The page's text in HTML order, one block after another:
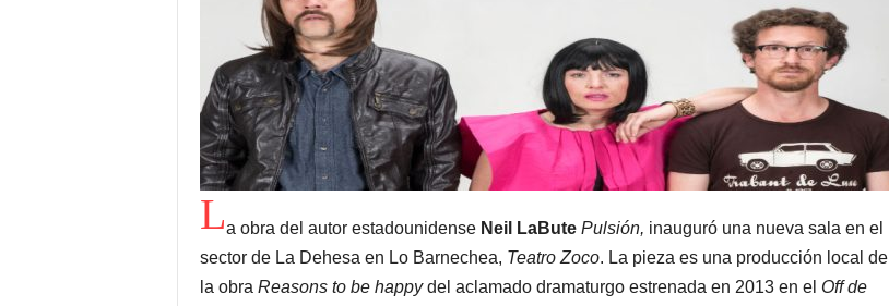
La obra del autor estadounidense Neil LaBute Pulsión, inauguró una nueva sala en el
sector de La Dehesa en Lo Barnechea, Teatro Zoco. La pieza es una producción local de
la obra Reasons to be happydel aclamado dramaturgo estrenada en 2013 en el Off de